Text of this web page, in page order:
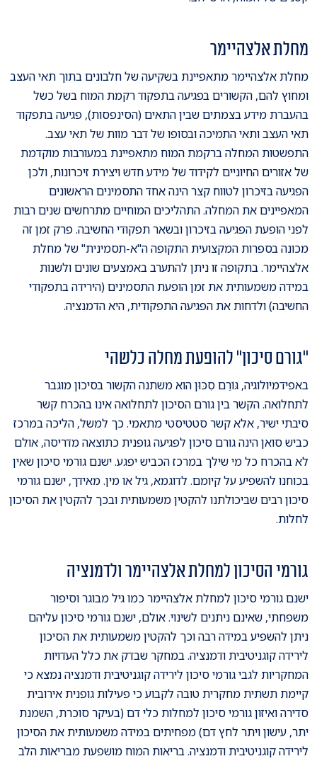
מחלת אלצהיימר
מחלת אלצהיימר מתאפיינת בשקיעה של חלבונים בתוך תאי העצב
ומחוץ להם, הקשורים בפגיעה בתפקוד רקמת המוח בשל כשל
בהעברת מידע בצמתים שבין התאים (הסינפסות), פגיעה בתפקוד
תאי העצב ותאי התמיכה ובסופו של דבר מוות של תאי עצב.
התפשטות המחלה ברקמת המוח מתאפיינת במעורבות מוקדמת
של אזורים החיוניים לקידוד של מידע חדש ויצירת זיכרונות, ולכן
הפגיעה בזיכרון לטווח קצר הינה אחד התסמינים הראשונים
המאפיינים את המחלה. התהליכים המוחיים מתרחשים שנים רבות
לפני הופעת הפגיעה בזיכרון ובשאר תפקודי החשיבה. פרק זמן זה
מכונה בספרות המקצועית התקופה ה"א-תסמינית" של מחלת
אלצהיימר. בתקופה זו ניתן להתערב באמצעים שונים ולשנות
במידה משמעותית את זמן הופעת התסמינים (הירידה בתפקודי
החשיבה) ולדחות את הפגיעה התפקודית, היא הדמנציה.
"גורם סיכון" להופעת מחלה כלשהי
באפידמיולוגיה, גּוֹרֵם סִכּוּן הוא משתנה הקשור בסיכון מוגבר
לתחלואה. הקשר בין גורם הסיכון לתחלואה אינו בהכרח קשר
סיבתי ישיר, אלא קשר סטטיסטי מתאמי. כך למשל, הליכה במרכז
כביש סואן הינה גורם סיכון לפגיעה גופנית כתוצאה מדריסה, אולם
לא בהכרח כל מי שילך במרכז הכביש יפגע. ישנם גורמי סיכון שאין
בכוחנו להשפיע על קיומם. לדוגמא, גיל או מין. מאידך, ישנם גורמי
סיכון רבים שביכולתנו להקטין משמעותית ובכך להקטין את הסיכון
לחלות.
גורמי הסיכון למחלת אלצהיימר ולדמנציה
ישנם גורמי סיכון למחלת אלצהיימר כמו גיל מבוגר וסיפור
משפחתי, שאינם ניתנים לשינוי. אולם, ישנם גורמי סיכון עליהם
ניתן להשפיע במידה רבה וכך להקטין משמעותית את הסיכון
לירידה קוגניטיבית ודמנציה. במחקר שבדק את כלל העדויות
המחקריות לגבי גורמי סיכון לירידה קוגניטיבית ודמנציה נמצא כי
קיימת תשתית מחקרית טובה לקבוע כי פעילות גופנית אירובית
סדירה ואיזון גורמי סיכון למחלות כלי דם (בעיקר סוכרת, השמנת
יתר, עישון ויתר לחץ דם) מפחיתים במידה משמעותית את הסיכון
לירידה קוגניטיבית ודמנציה. בריאות המוח מושפעת מבריאות הלב